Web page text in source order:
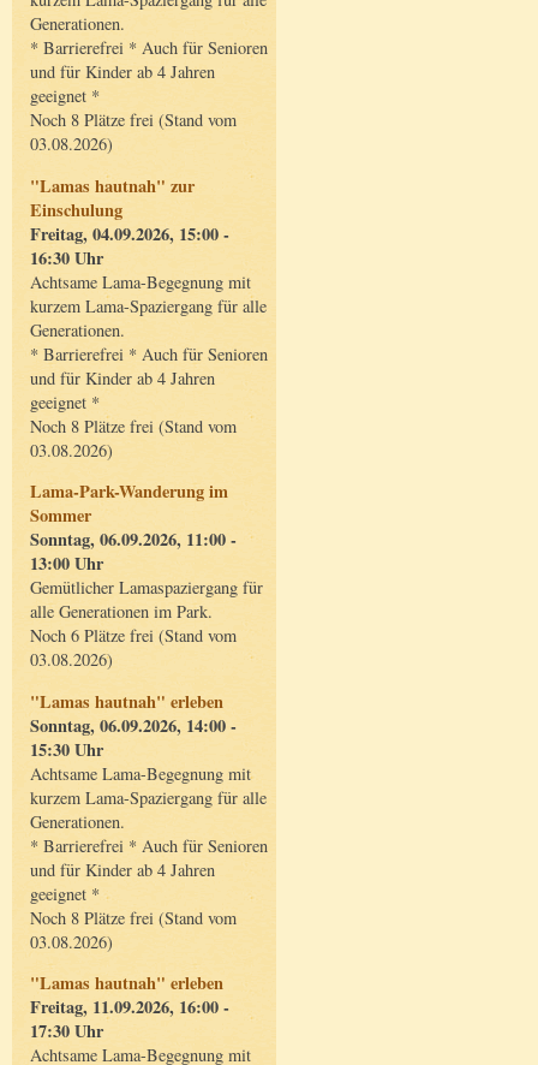
Generationen.
* Barrierefrei * Auch für Senioren
und für Kinder ab 4 Jahren
geeignet *
Noch 8 Plätze frei (Stand vom
03.08.2026)
"Lamas hautnah" zur
Einschulung
Freitag, 04.09.2026, 15:00 -
16:30 Uhr
Achtsame Lama-Begegnung mit
kurzem Lama-Spaziergang für alle
Generationen.
* Barrierefrei * Auch für Senioren
und für Kinder ab 4 Jahren
geeignet *
Noch 8 Plätze frei (Stand vom
03.08.2026)
Lama-Park-Wanderung im
Sommer
Sonntag, 06.09.2026, 11:00 -
13:00 Uhr
Gemütlicher Lamaspaziergang für
alle Generationen im Park.
Noch 6 Plätze frei (Stand vom
03.08.2026)
"Lamas hautnah" erleben
Sonntag, 06.09.2026, 14:00 -
15:30 Uhr
Achtsame Lama-Begegnung mit
kurzem Lama-Spaziergang für alle
Generationen.
* Barrierefrei * Auch für Senioren
und für Kinder ab 4 Jahren
geeignet *
Noch 8 Plätze frei (Stand vom
03.08.2026)
"Lamas hautnah" erleben
Freitag, 11.09.2026, 16:00 -
17:30 Uhr
Achtsame Lama-Begegnung mit